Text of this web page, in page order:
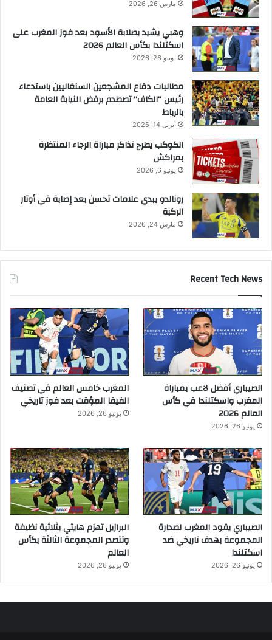
مارس 26, 2026
وهبي يشيد بصلابة الأسود بعد فوز المغرب على
اسكتلندا بكأس العالم 2026
يونيو 26, 2026
مطالبات دفاع المشجعين السنغاليين باستدعاء
رئيس “الكاف” تصطدم برفض النيابة العامة
بالرباط
أبريل 14, 2026
الكوكب يطرح تذاكر مباراة الرجاء المنتظرة
بمراكش
يونيو 6, 2026
رونالدو يبدي علامات تحسن بعد إصابة في أوتار
الركبة
مارس 24, 2026
Recent Tech News
الصيباري أفضل لاعب بمباراة
المغرب واسكتلندا في كأس
العالم 2026
يونيو 26, 2026
المغرب خامس العالم في تصنيف
الفيفا المؤقت بعد فوز تاريخي
يونيو 26, 2026
الصيباري يقود المغرب لصدارة
المجموعة بهدف تاريخي ضد
اسكتلندا
يونيو 26, 2026
البرازيل تهزم هايتي بثلاثية نظيفة
وتتصدر المجموعة الثالثة بكأس
العالم
يونيو 26, 2026